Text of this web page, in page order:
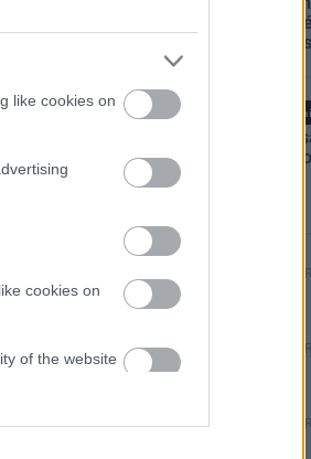
like cookies on
cookies on
of the website
segíti
Országos
A
a